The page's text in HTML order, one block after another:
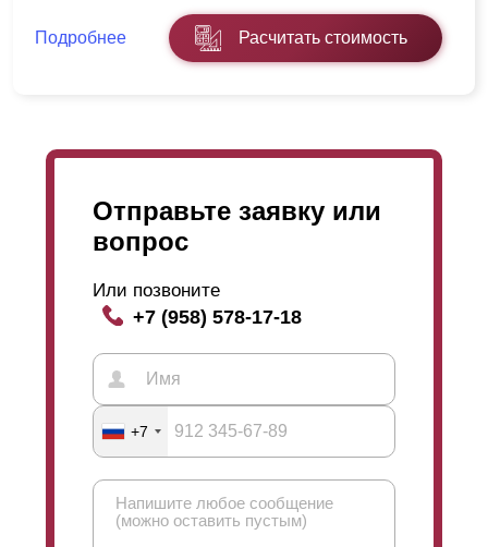
Подробнее Расчитать стоимость
Отправьте заявку или
вопрос
Или позвоните
+7 (958) 578-17-18
+7